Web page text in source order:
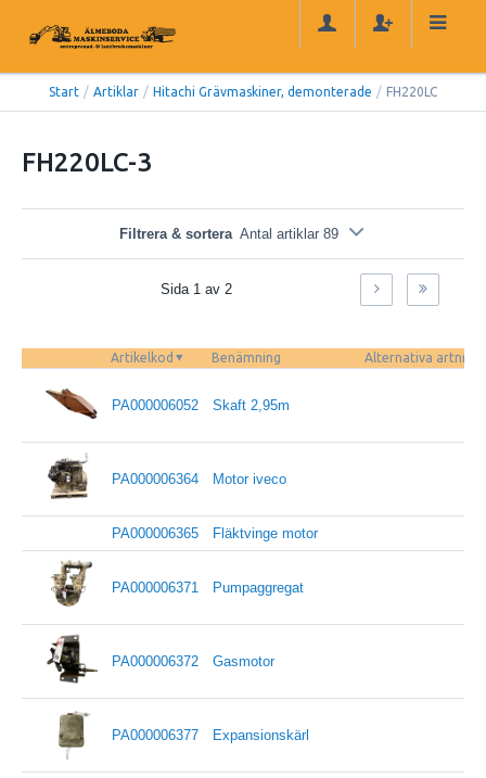
Start / Artiklar / Hitachi Grävmaskiner, demonterade / FH220LC
FH220LC-3
Filtrera & sortera Antal artiklar 89
Sida 1 av 2
Artikelkod Benämning Alternativa artnr
PA000006052 Skaft 2,95m
PA000006364 Motor iveco
PA000006365 Fläktvinge motor
PA000006371 Pumpaggregat
PA000006372 Gasmotor
PA000006377 Expansionskärl